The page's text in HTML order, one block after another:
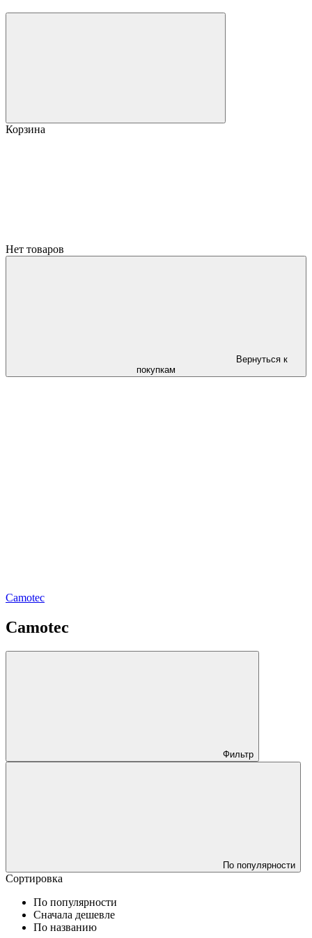
Корзина
Нет товаров
Вернуться к
покупкам
Camotec
Camotec
Фильтр
По популярности
Сортировка
По популярности
Сначала дешевле
По названию